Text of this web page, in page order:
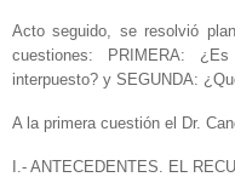
Acto seguido, se resolvió
cuestiones: PRIMERA:
interpuesto? y SEGUNDA:
A la primera cuestión el Dr.
I.- ANTECEDENTES. EL